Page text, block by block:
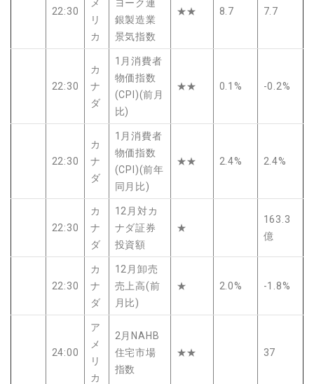
22:30
メ
リ
カ
ヨーク連
銀製造業
景気指数
★★ 8.7 7.7
22:30
カ
ナ
ダ
1月消費者
物価指数
(CPI)(前月
比)
★★ 0.1% -0.2%
22:30
カ
ナ
ダ
1月消費者
物価指数
(CPI)(前年
同月比)
★★ 2.4% 2.4%
22:30
カ
ナ
ダ
12月対カ
ナダ証券
投資額
★
163.3
億
22:30
カ
ナ
ダ
12月卸売
売上高(前
月比)
★ 2.0% -1.8%
24:00
ア
メ
リ
カ
2月NAHB
住宅市場
指数
★★ 37